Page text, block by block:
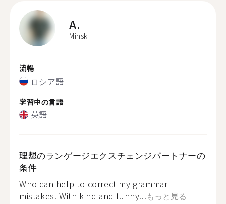
A.
Minsk
流暢
ロシア語
学習中の言語
英語
理想のランゲージエクスチェンジパートナーの
条件
Who can help to correct my grammar
mistakes. With kind and funny...もっと見る